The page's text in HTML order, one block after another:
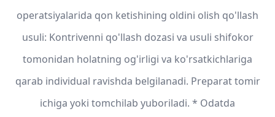
operatsiyalarida qon ketishining oldini olish qo'llash
usuli: Kontrivenni qo'llash dozasi va usuli shifokor
tomonidan holatning og'irligi va ko'rsatkichlariga
qarab individual ravishda belgilanadi. Preparat tomir
ichiga yoki tomchilab yuboriladi. * Odatda